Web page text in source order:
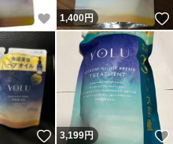
いいね！
1,400円
いいね！
3,199円